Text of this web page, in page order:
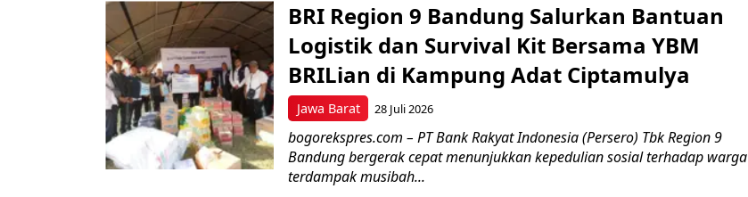
Jawa Barat
BRI Region 9 Bandung Salurkan Bantuan
Logistik dan Survival Kit Bersama YBM
BRILian di Kampung Adat Ciptamulya
28 Juli 2026
bogorekspres.com – PT Bank Rakyat Indonesia (Persero) Tbk Region 9
Bandung bergerak cepat menunjukkan kepedulian sosial terhadap warga
terdampak musibah...